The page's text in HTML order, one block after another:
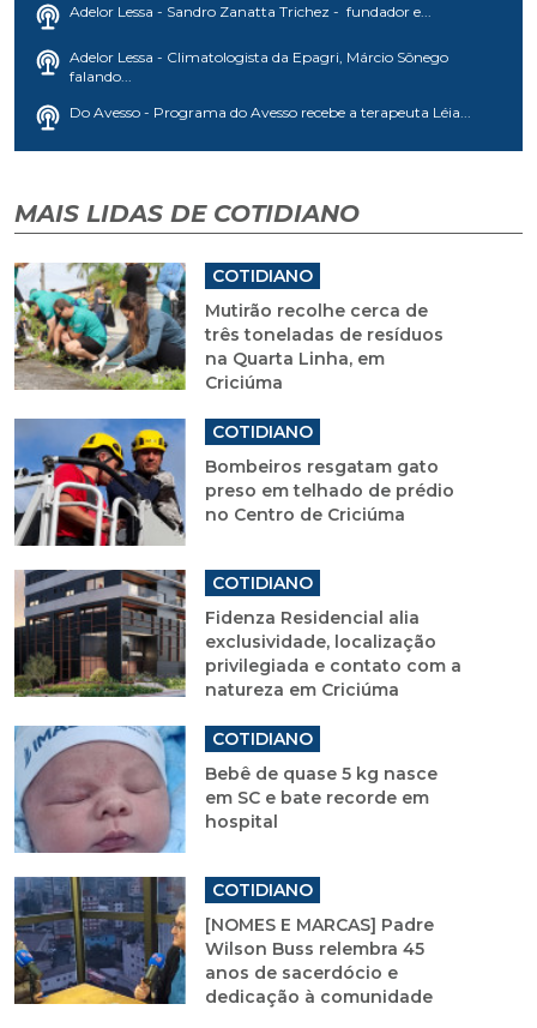
Adelor Lessa - Sandro Zanatta Trichez - fundador e...
Adelor Lessa - Climatologista da Epagri, Márcio Sônego
falando...
Do Avesso - Programa do Avesso recebe a terapeuta Léia...
MAIS LIDAS DE COTIDIANO
COTIDIANO
Mutirão recolhe cerca de
três toneladas de resíduos
na Quarta Linha, em
Criciúma
COTIDIANO
Bombeiros resgatam gato
preso em telhado de prédio
no Centro de Criciúma
COTIDIANO
Fidenza Residencial alia
exclusividade, localização
privilegiada e contato com a
natureza em Criciúma
COTIDIANO
Bebê de quase 5 kg nasce
em SC e bate recorde em
hospital
COTIDIANO
[NOMES E MARCAS] Padre
Wilson Buss relembra 45
anos de sacerdócio e
dedicação à comunidade